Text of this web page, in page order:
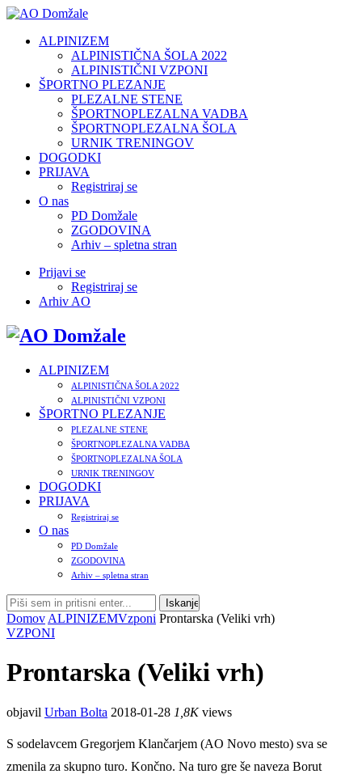
ALPINIZEM
ALPINISTIČNA ŠOLA 2022
ALPINISTIČNI VZPONI
ŠPORTNO PLEZANJE
PLEZALNE STENE
ŠPORTNOPLEZALNA VADBA
ŠPORTNOPLEZALNA ŠOLA
URNIK TRENINGOV
DOGODKI
PRIJAVA
Registriraj se
O nas
PD Domžale
ZGODOVINA
Arhiv – spletna stran
Prijavi se
Registriraj se
Arhiv AO
ALPINIZEM
ALPINISTIČNA ŠOLA 2022
ALPINISTIČNI VZPONI
ŠPORTNO PLEZANJE
PLEZALNE STENE
ŠPORTNOPLEZALNA VADBA
ŠPORTNOPLEZALNA ŠOLA
URNIK TRENINGOV
DOGODKI
PRIJAVA
Registriraj se
O nas
PD Domžale
ZGODOVINA
Arhiv – spletna stran
Domov ALPINIZEMVzponi Prontarska (Veliki vrh)
VZPONI
Prontarska (Veliki vrh)
objavil Urban Bolta 2018-01-28 1,8Kviews
S sodelavcem Gregorjem Klančarjem (AO Novo mesto) sva se
zmenila za skupno turo. Končno. Na turo gre še naveza Borut